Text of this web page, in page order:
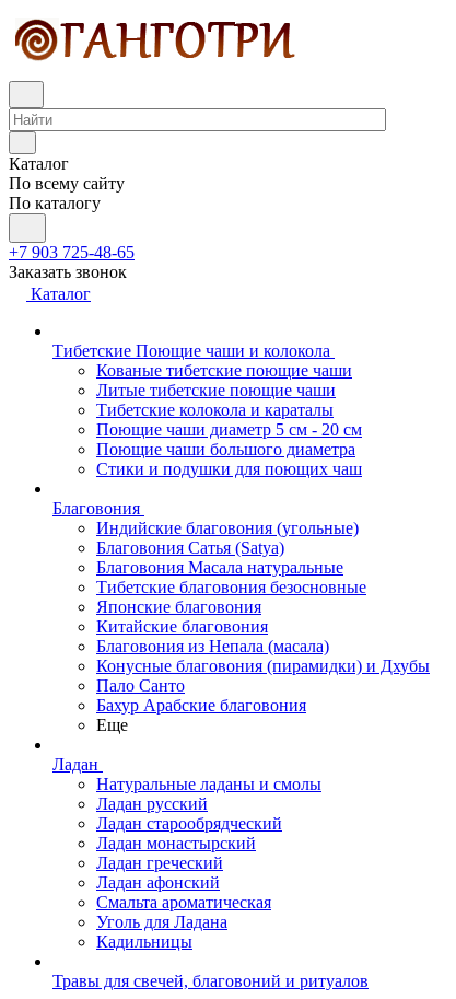
Каталог
По всему сайту
По каталогу
+7 903 725-48-65
Заказать звонок
Каталог
Тибетские Поющие чаши и колокола
Кованые тибетские поющие чаши
Литые тибетские поющие чаши
Тибетские колокола и караталы
Поющие чаши диаметр 5 см - 20 см
Поющие чаши большого диаметра
Стики и подушки для поющих чаш
Благовония
Индийские благовония (угольные)
Благовония Сатья (Satya)
Благовония Масала натуральные
Тибетские благовония безосновные
Японские благовония
Китайские благовония
Благовония из Непала (масала)
Конусные благовония (пирамидки) и Дхубы
Пало Санто
Бахур Арабские благовония
Еще
Ладан
Натуральные ладаны и смолы
Ладан русский
Ладан старообрядческий
Ладан монастырский
Ладан греческий
Ладан афонский
Смальта ароматическая
Уголь для Ладана
Кадильницы
Травы для свечей, благовоний и ритуалов